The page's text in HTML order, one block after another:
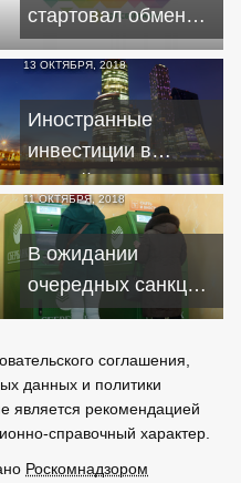
стартовал обмен
"Спасибо" на рубли
13 ОКТЯБРЯ, 2018
Иностранные
инвестиции в
российскую
экономику упали до
минимума
11 ОКТЯБРЯ, 2018
В ожидании
очередных санкций
россияне массово
банков
соглашения,
данных и политики
является рекомендацией
справочный характер.
Роскомнадзором